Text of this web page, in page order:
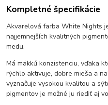
Kompletné špecifikácie
Akvarelová farba White Nights
najjemnejších kvalitných
medu.
Má mäkkú konzistenciu, vďaka
rýchlo aktivuje, dobre mieša a
vyznačuje vysokou kvalitou a
pigmentov je možné ju riediť aj